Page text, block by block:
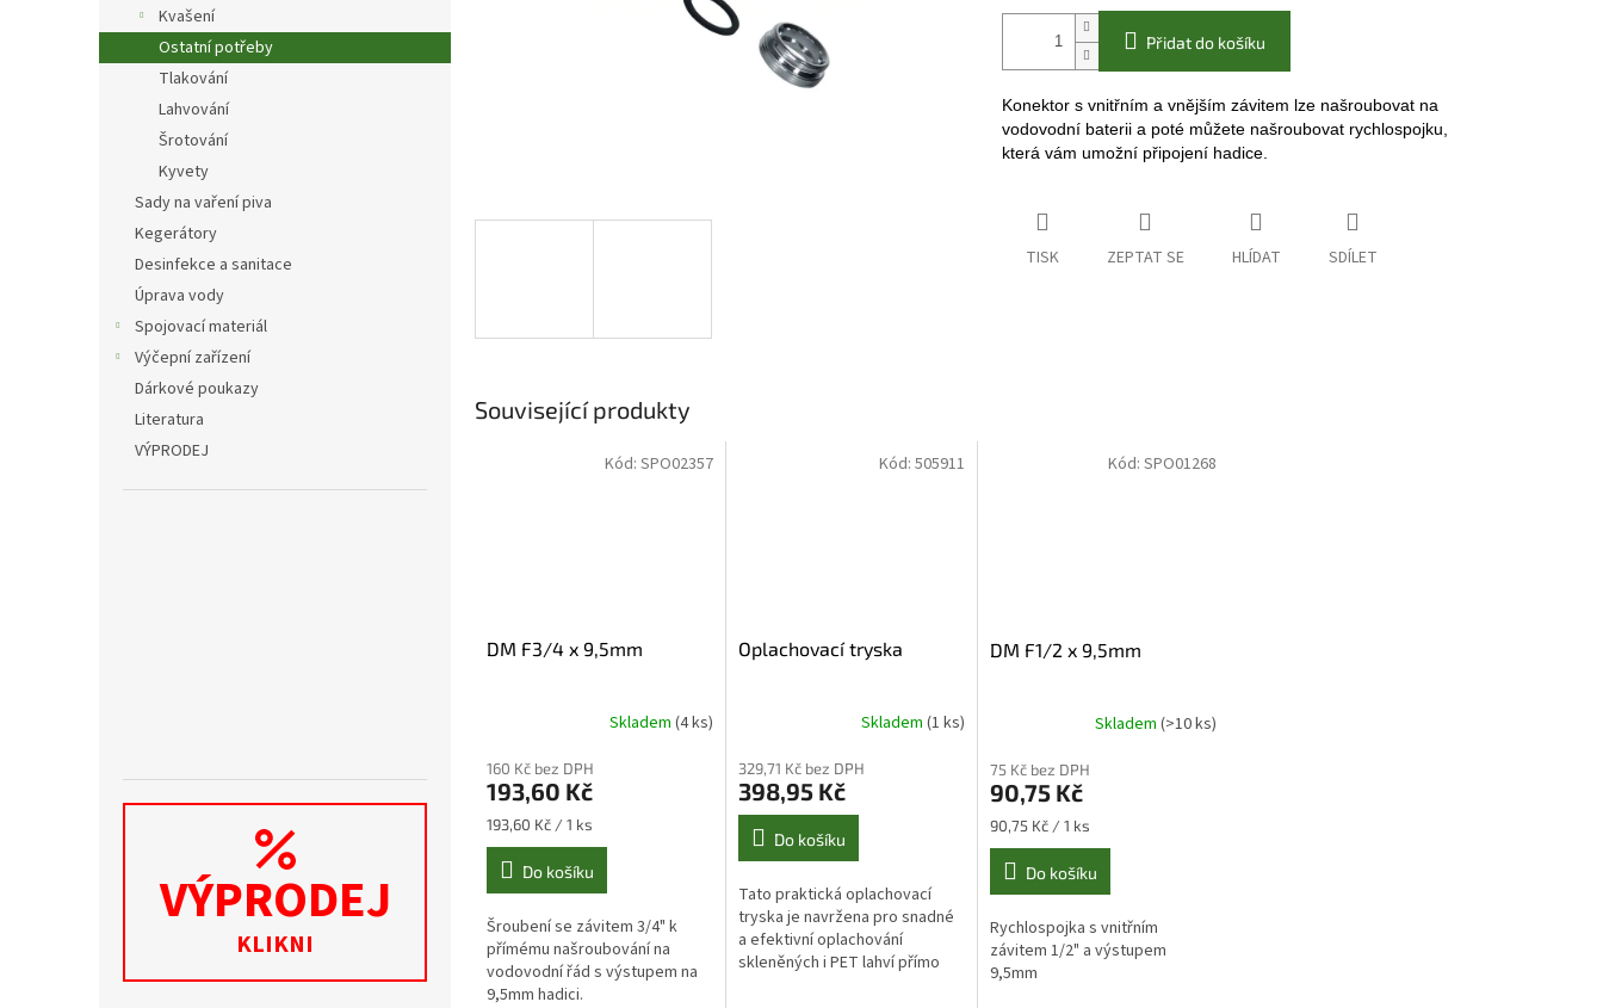
e
l
Kvašení
Ostatní potřeby
Tlakování
Lahvování
Šrotování
Kyvety
Sady na vaření piva
Kegerátory
Desinfekce a sanitace
Úprava vody
Spojovací materiál
Výčepní zařízení
Dárkové poukazy
Literatura
VÝPRODEJ
KLIKNI
VÝPRODEJ
Přidat do košíku
Konektor s vnitřním a vnějším závitem lze našroubovat na
vodovodní baterii a poté můžete našroubovat rychlospojku,
která vám umožní připojení hadice.
TISK ZEPTAT SE HLÍDAT SDÍLET
Související produkty
DM F3/4 x 9,5mm
Skladem (4 ks)
160 Kč bez DPH
193,60 Kč
Měrná
cena:
193,60 Kč / 1 ks
Do košíku
Šroubení se závitem 3/4" k
přímému našroubování na
vodovodní řád s výstupem na
9,5mm hadici.
Kód: SPO02357
Oplachovací tryska
produktu
je
5,0
5
hvězdiček.
Skladem (1 ks)
329,71 Kč bez DPH
398,95 Kč
Do košíku
Tato praktická oplachovací
tryska je navržena pro snadné
a efektivní oplachování
skleněných i PET lahví přímo
Kód: 505911
DM F1/2 x 9,5mm
Skladem(>10 ks)
75 Kč bez DPH
90,75 Kč
Měrná
cena:
90,75 Kč / 1 ks
Do košíku
Rychlospojka s vnitřním
závitem 1/2" a výstupem
9,5mm
Kód:SPO01268